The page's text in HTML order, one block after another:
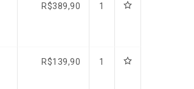
R$389,90 1
R$139,90 1